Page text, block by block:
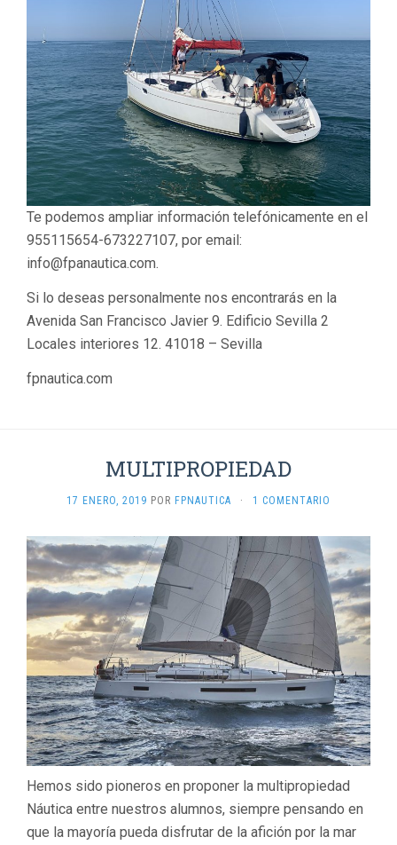
Te podemos ampliar información telefónicamente en el
955115654-673227107, por email:
info@fpanautica.com.
Si lo deseas personalmente nos encontrarás en la
Avenida San Francisco Javier 9. Edificio Sevilla 2
Locales interiores 12. 41018 – Sevilla
fpnautica.com
MULTIPROPIEDAD
17 ENERO, 2019 POR FPNAUTICA · 1 COMENTARIO
Hemos sido pioneros en proponer la multipropiedad
Náutica entre nuestros alumnos, siempre pensando en
que la mayoría pueda disfrutar de la afición por la mar